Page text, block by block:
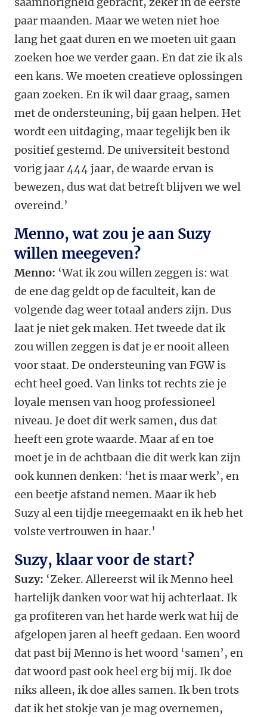
paar maanden. Maar we weten niet hoe
lang het gaat duren en we moeten uit gaan
zoeken hoe we verder gaan. En dat zie ik als
een kans. We moeten creatieve oplossingen
gaan zoeken. En ik wil daar graag, samen
met de ondersteuning, bij gaan helpen. Het
wordt een uitdaging, maar tegelijk ben ik
positief gestemd. De universiteit bestond
vorig jaar 444 jaar, de waarde ervan is
bewezen, dus wat dat betreft blijven we wel
overeind.’
Menno, wat zou je aan Suzy
willen meegeven?
Menno: ‘Wat ik zou willen zeggen is: wat
de ene dag geldt op de faculteit, kan de
volgende dag weer totaal anders zijn. Dus
laat je niet gek maken. Het tweede dat ik
zou willen zeggen is dat je er nooit alleen
voor staat. De ondersteuning van FGW is
echt heel goed. Van links tot rechts zie je
loyale mensen van hoog professioneel
niveau. Je doet dit werk samen, dus dat
heeft een grote waarde. Maar af en toe
moet je in de achtbaan die dit werk kan zijn
ook kunnen denken: ‘het is maar werk’, en
een beetje afstand nemen. Maar ik heb
Suzy al een tijdje meegemaakt en ik heb het
volste vertrouwen in haar.’
Suzy, klaar voor de start?
Suzy: ‘Zeker. Allereerst wil ik Menno heel
hartelijk danken voor wat hij achterlaat. Ik
ga profiteren van het harde werk wat hij de
afgelopen jaren al heeft gedaan. Een woord
dat past bij Menno is het woord ‘samen’, en
dat woord past ook heel erg bij mij. Ik doe
niks alleen, ik doe alles samen. Ik ben trots
dat ik het stokje van je mag overnemen,